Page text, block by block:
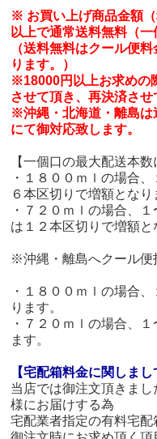
※ お買い上げ商品金額
以上で通常送料無料（
（送料無料はクール便
ります。）
※18000円以上お求めの
させて頂き、再決済させ
※沖縄・北海道・離島は
にて御対応致します。
【一個口の最大配送本数
・１８００ｍｌの場合
６本区切りで増額となり
・７２０ｍｌの場合、
は１２本区切りで増額と
※沖縄・離島へクール
・１８００ｍｌの場合
ります。
・７２０ｍｌの場合、
ます。
【宅配箱料金に関しまし
当店では御注文頂きま
様にお届けする為
宅配業者指定の有料宅配